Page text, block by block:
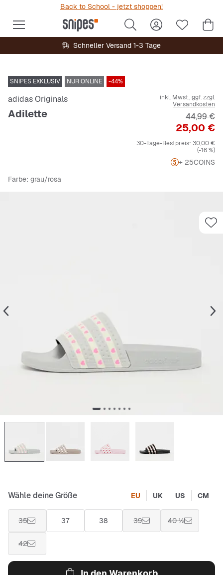
Back to School - jetzt shoppen!
Schneller Versand 1-3 Tage
SNIPES EXKLUSIV NUR ONLINE -44%
adidas Originals
Adilette
inkl. Mwst., ggf. zzgl.
Versandkosten
Preis
25,00 €
44,99 €
30-Tage-Bestpreis: 30,00 €
(-16 %)
+ 25COINS
Farbe: grau/rosa
Wähle deine Größe EU UK US CM
35 37 38 39 40 ½
42